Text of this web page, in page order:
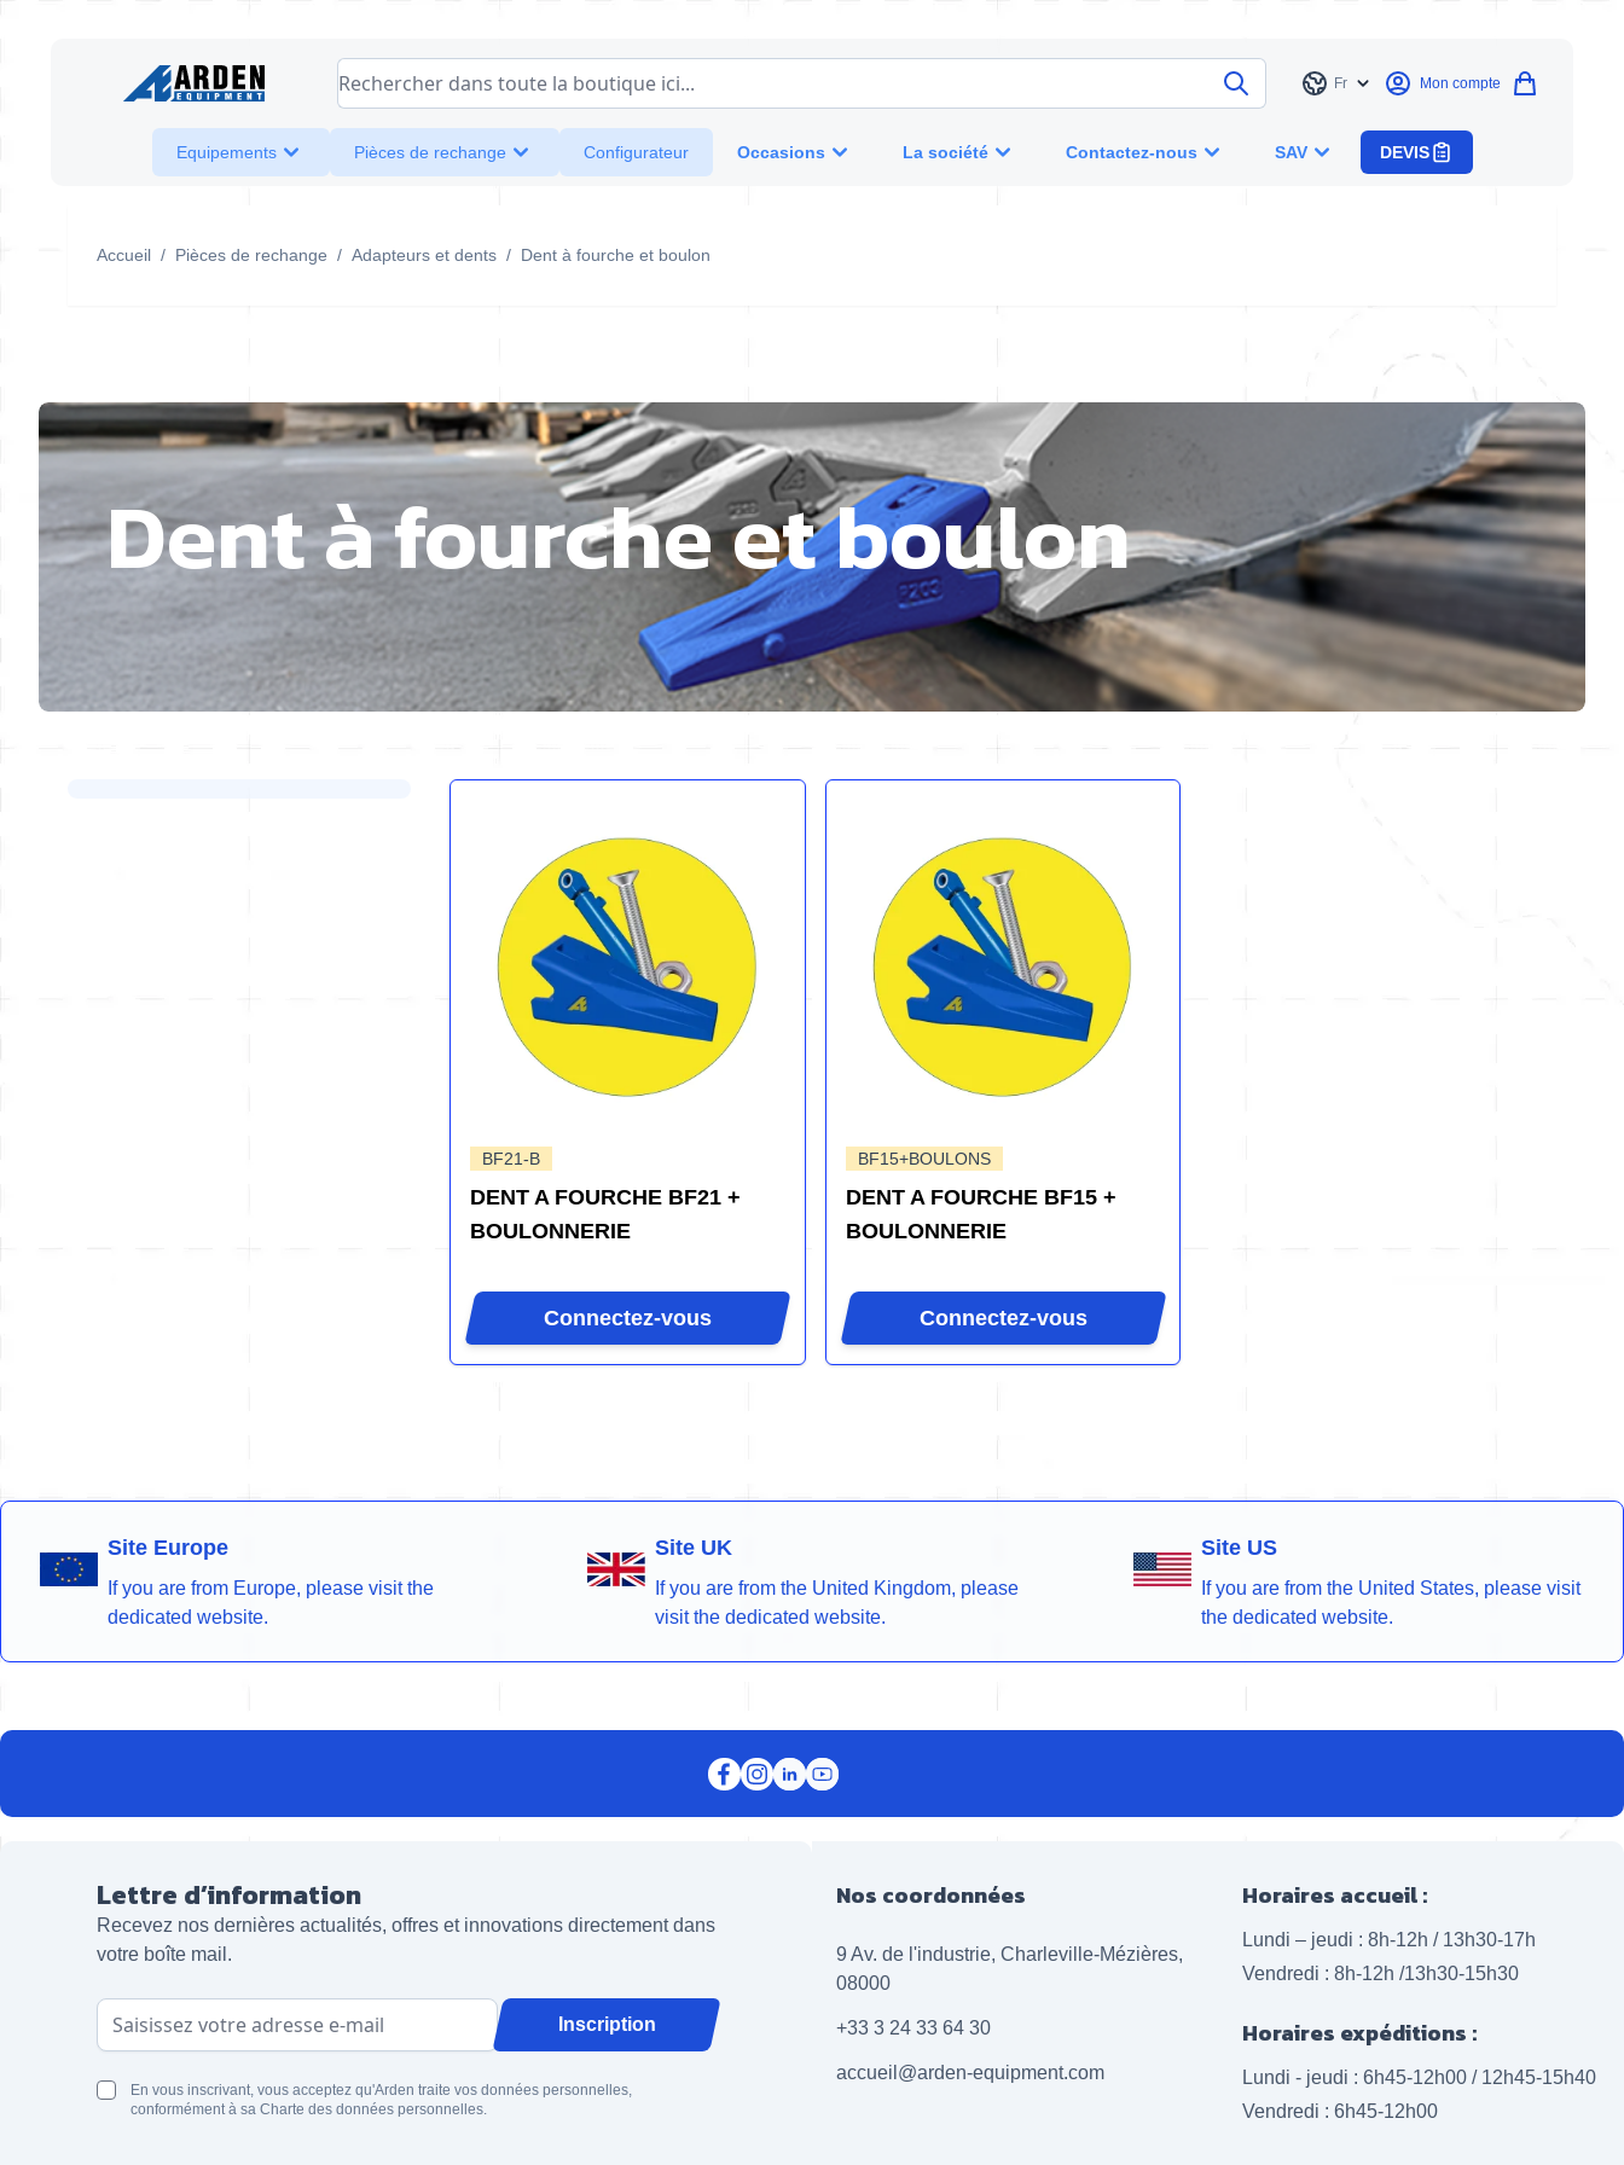
Rechercher dans toute la boutique ici...
Langue
Fr Mon compte
Equipements Pièces de rechange Configurateur Occasions La société Contactez-nous SAV DEVIS
Accueil / Pièces de rechange / Adapteurs et dents / Dent à fourche et boulon
Dent à fourche et boulon
BF21-B
DENT A FOURCHE BF21 +
BOULONNERIE
Connectez-vous
BF15+BOULONS
DENT A FOURCHE BF15 +
BOULONNERIE
Connectez-vous
Site Europe
If you are from Europe, please visit the
dedicated website.
Site UK
If you are from the United Kingdom, please
visit the dedicated website.
Site US
If you are from the United States, please visit
the dedicated website.
Lettre d’information
Recevez nos dernières actualités, offres et innovations directement dans
votre boîte mail.
Adresse email Inscription
En vous inscrivant, vous acceptez qu'Arden traite vos données personnelles,
conformément à sa Charte des données personnelles.
Nos coordonnées
9 Av. de l'industrie, Charleville-Mézières,
08000
+33 3 24 33 64 30
accueil@arden-equipment.com
Horaires accueil :
Lundi – jeudi : 8h-12h / 13h30-17h
Vendredi : 8h-12h /13h30-15h30
Horaires expéditions :
Lundi - jeudi : 6h45-12h00 / 12h45-15h40
Vendredi : 6h45-12h00